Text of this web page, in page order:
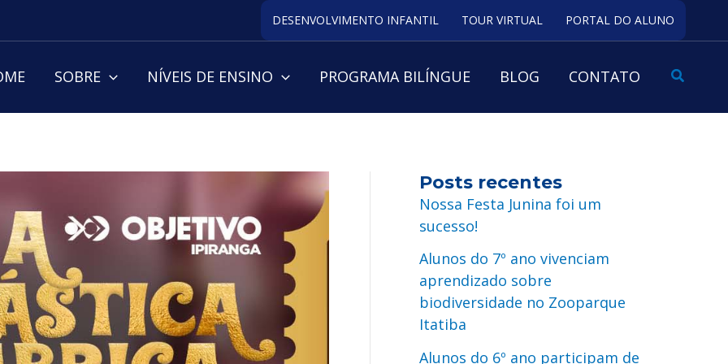
DESENVOLVIMENTO INFANTIL TOUR VIRTUAL PORTAL DO ALUNO
SOBRE NÍVEIS DE ENSINO PROGRAMA BILÍNGUE BLOG CONTATO
Posts recentes
Nossa Festa Junina foi um
sucesso!
Alunos do 7º ano vivenciam
aprendizado sobre
biodiversidade no Zooparque
Itatiba
Alunos do 6º ano participam de